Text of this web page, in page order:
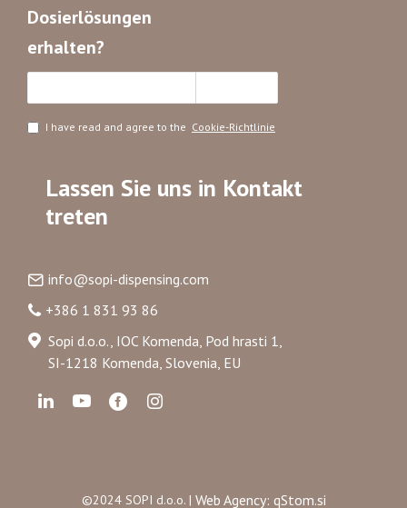
Dosierlösungen
erhalten?
I have read and agree to the Cookie-Richtlinie
Lassen Sie uns in Kontakt
treten
info@sopi-dispensing.com
+386 1 831 93 86
Sopi d.o.o., IOC Komenda, Pod hrasti 1,
SI-1218 Komenda, Slovenia, EU
©2024 SOPI d.o.o. | Web Agency: qStom.si